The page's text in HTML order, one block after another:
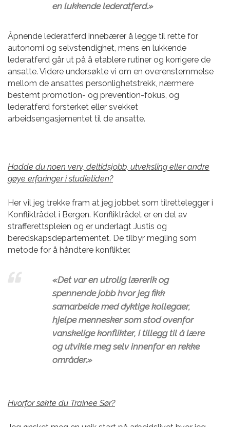
en lukkende lederatferd.»
Åpnende lederatferd innebærer å legge til rette for
autonomi og selvstendighet, mens en lukkende
lederatferd går ut på å etablere rutiner og korrigere de
ansatte. Videre undersøkte vi om en overenstemmelse
mellom de ansattes personlighetstrekk, nærmere
bestemt promotion- og prevention-fokus, og
lederatferd forsterket eller svekket
arbeidsengasjementet til de ansatte.
Hadde du noen verv, deltidsjobb, utveksling eller andre
gøye erfaringer i studietiden?
Her vil jeg trekke fram at jeg jobbet som tilrettelegger i
Konfliktrådet i Bergen. Konfliktrådet er en del av
strafferettspleien og er underlagt Justis og
beredskapsdepartementet. De tilbyr megling som
metode for å håndtere konflikter.
«Det var en utrolig lærerik og
spennende jobb hvor jeg fikk
samarbeide med dyktige kollegaer,
hjelpe mennesker som stod ovenfor
vanskelige konflikter, i tillegg til å lære
og utvikle meg selv innenfor en rekke
områder.»
Hvorfor søkte du Trainee Sør?